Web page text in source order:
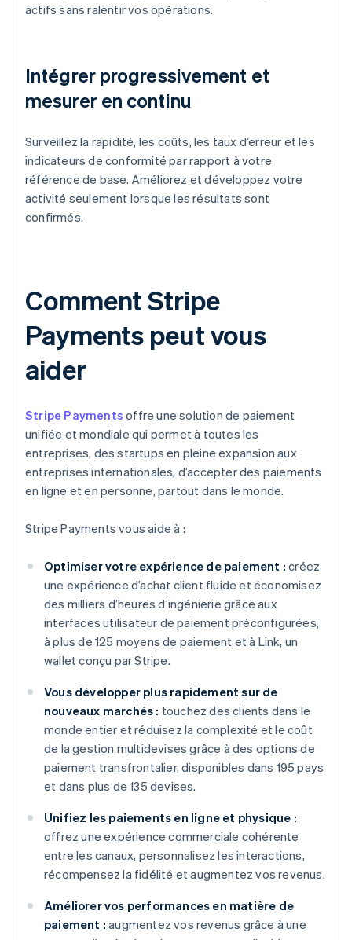
actifs sans ralentir vos opérations.
Intégrer progressivement et
mesurer en continu
Surveillez la rapidité, les coûts, les taux d’erreur et les
indicateurs de conformité par rapport à votre
référence de base. Améliorez et développez votre
activité seulement lorsque les résultats sont
confirmés.
Comment Stripe
Payments peut vous
aider
Stripe Payments offre une solution de paiement
unifiée et mondiale qui permet à toutes les
entreprises, des startups en pleine expansion aux
entreprises internationales, d’accepter des paiements
en ligne et en personne, partout dans le monde.
Stripe Payments vous aide à :
Optimiser votre expérience de paiement : créez
une expérience d’achat client fluide et économisez
des milliers d’heures d’ingénierie grâce aux
interfaces utilisateur de paiement préconfigurées,
à plus de 125 moyens de paiement et à Link, un
wallet conçu par Stripe.
Vous développer plus rapidement sur de
nouveaux marchés : touchez des clients dans le
monde entier et réduisez la complexité et le coût
de la gestion multidevises grâce à des options de
paiement transfrontalier, disponibles dans 195 pays
et dans plus de 135 devises.
Unifiez les paiements en ligne et physique :
offrez une expérience commerciale cohérente
entre les canaux, personnalisez les interactions,
récompensez la fidélité et augmentez vos revenus.
Améliorer vos performances en matière de
paiement : augmentez vos revenus grâce à une